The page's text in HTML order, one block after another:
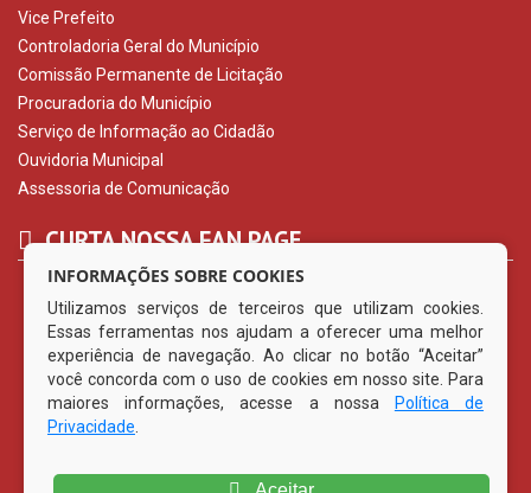
Vice Prefeito
Controladoria Geral do Município
Comissão Permanente de Licitação
Procuradoria do Município
Serviço de Informação ao Cidadão
Ouvidoria Municipal
Assessoria de Comunicação
CURTA NOSSA FAN PAGE
INFORMAÇÕES SOBRE COOKIES
Utilizamos serviços de terceiros que utilizam cookies.
Essas ferramentas nos ajudam a oferecer uma melhor
experiência de navegação. Ao clicar no botão “Aceitar”
você concorda com o uso de cookies em nosso site. Para
maiores informações, acesse a nossa
Política de
Privacidade